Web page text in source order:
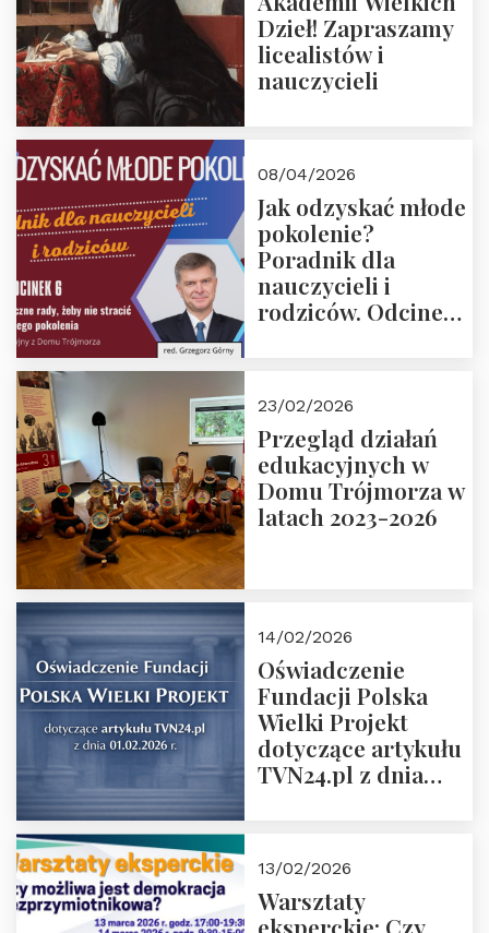
Dzieł! Zapraszamy
licealistów i
nauczycieli
08/04/2026
Jak odzyskać młode
pokolenie?
Poradnik dla
nauczycieli i
rodziców. Odcinek
Rozmawiają red.
Grzegorz Górny i
prof. Michał
Łuczewski
23/02/2026
Przegląd działań
edukacyjnych w
Domu Trójmorza w
latach 2023-2026
14/02/2026
Oświadczenie
Fundacji Polska
Wielki Projekt
dotyczące artykułu
TVN24.pl z dnia
13/02/2026
Warsztaty
eksperckie: Czy